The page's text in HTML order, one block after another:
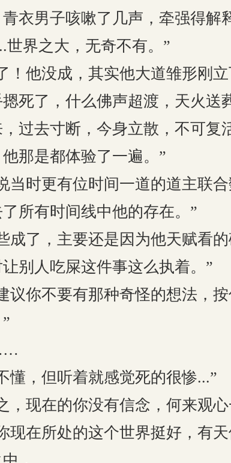
衣男子咳嗽了几声，牵强得解
界之大，无奇不有。”
他没成，其实他大道雏形刚立
死了，什么佛声超渡，天火送
过去寸断，今身立散，不可复
那是都体验了一遍。”
时更有位时间一道的道主联合
所有时间线中他的存在。”
了，主要还是因为他天赋看的
别人吃屎这件事这么执着。”
你不要有那种奇怪的想法，按
，但听着就感觉死的很惨...”
现在的你没有信念，何来观心
在所处的这个世界挺好，有天